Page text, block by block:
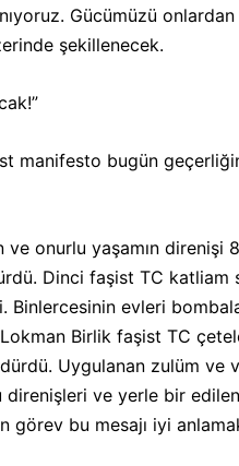
Gücümüzü onlardan
şekillenecek.
manifesto bugün
onurlu yaşamın direnişi
Dinci faşist TC katliam
evleri
Birlik faşist TC
Uygulanan zulüm ve
ve yerle bir edilen
görev bu mesajı iyi